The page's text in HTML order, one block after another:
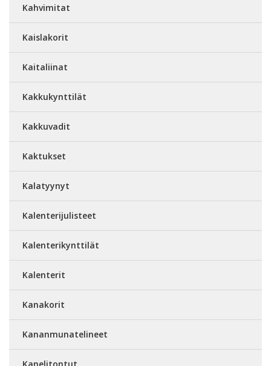
Kahvimitat
Kaislakorit
Kaitaliinat
Kakkukynttilät
Kakkuvadit
Kaktukset
Kalatyynyt
Kalenterijulisteet
Kalenterikynttilät
Kalenterit
Kanakorit
Kananmunatelineet